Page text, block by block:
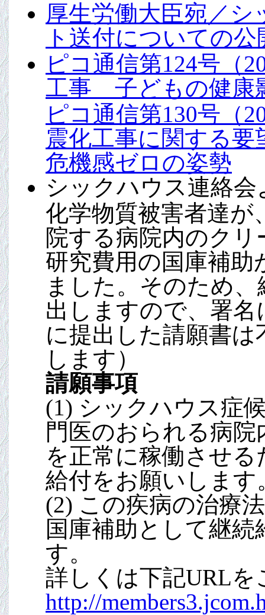
厚生労働大臣宛／
ト送付についての公
ピコ通信第124号（
工事 子どもの健康
ピコ通信第130号（
震化工事に関する
危機感ゼロの姿勢
シックハウス連絡
化学物質被害者達が
院する病院内のク
研究費用の国庫補助
ました。そのため
出しますので、署
に提出した請願書
します）
請願事項
(1) シックハウス症
門医のおられる病
を正常に稼働させ
給付をお願いします
(2) この疾病の治療
国庫補助として継
す。
詳しくは下記URLを
http://